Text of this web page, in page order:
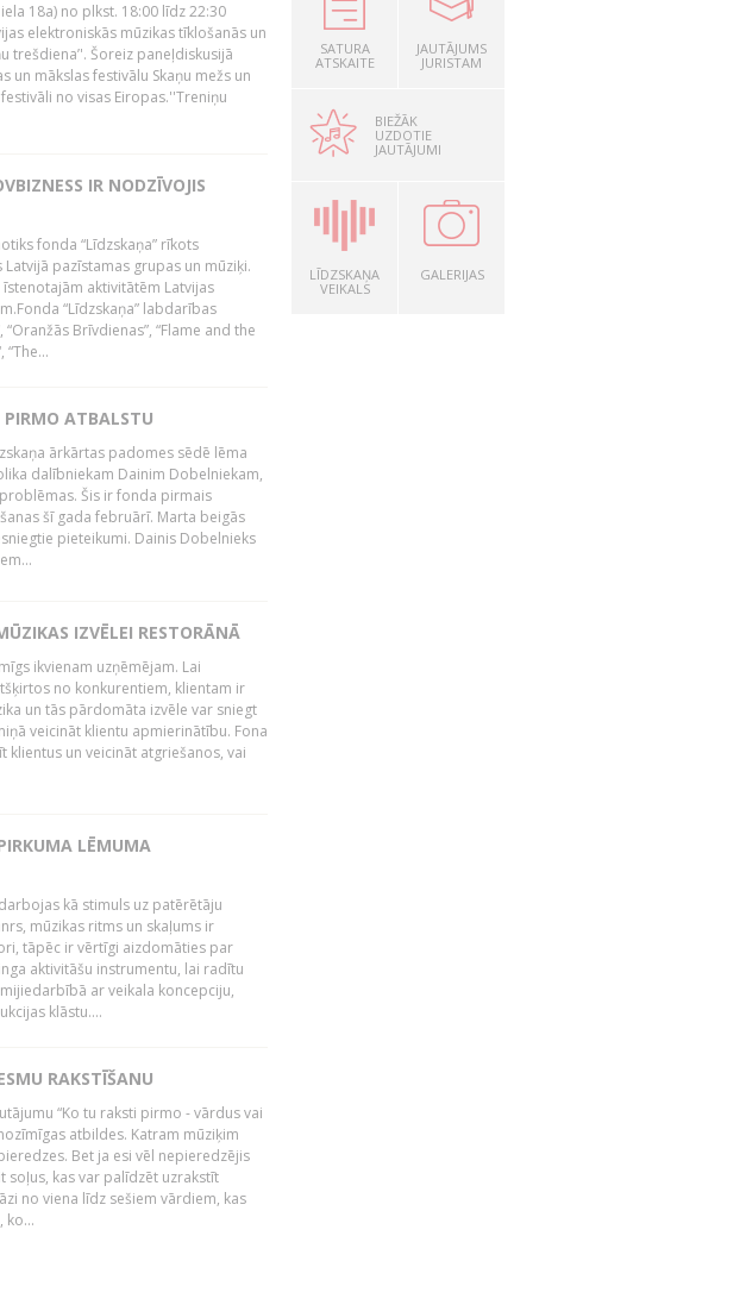
18a) no plkst. 18:00 līdz 22:30
elektroniskās mūzikas tīklošanās un
trešdiena’'. Šoreiz paneļdiskusijā
un mākslas festivālu Skaņu mežs un
no visas Eiropas.''Treniņu
IR NODZĪVOJIS
fonda “Līdzskaņa” rīkots
pazīstamas grupas un mūziķi.
aktivitātēm Latvijas
“Līdzskaņa” labdarības
Brīvdienas”, “Flame and the
“The...
ATBALSTU
ārkārtas padomes sēdē lēma
dalībniekam Dainim Dobelniekam,
Šis ir fonda pirmais
šī gada februārī. Marta beigās
pieteikumi. Dainis Dobelnieks
IZVĒLEI RESTORĀNĀ
ikvienam uzņēmējam. Lai
no konkurentiem, klientam ir
un tās pārdomāta izvēle var sniegt
veicināt klientu apmierinātību. Fona
un veicināt atgriešanos, vai
LĒMUMA
kā stimuls uz patērētāju
mūzikas ritms un skaļums ir
tāpēc ir vērtīgi aizdomāties par
aktivitāšu instrumentu, lai radītu
ar veikala koncepciju,
klāstu....
RAKSTĪŠANU
“Ko tu raksti pirmo - vārdus vai
atbildes. Katram mūziķim
Bet ja esi vēl nepieredzējis
soļus, kas var palīdzēt uzrakstīt
no viena līdz sešiem vārdiem, kas
ko...
SATURA
ATSKAITE
JAUTĀJUMS
JURISTAM
BIEŽĀK
UZDOTIE
JAUTĀJUMI
LĪDZSKAŅA
VEIKALS
GALERIJAS